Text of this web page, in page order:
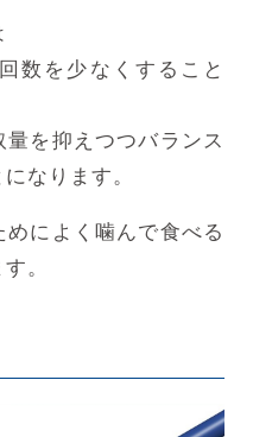
数を少なくすること
量を抑えつつバランス
なります。
によく噛んで食べる
。